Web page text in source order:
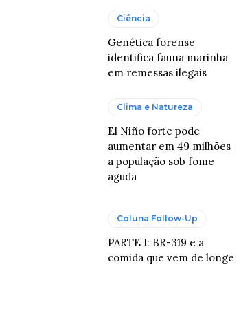
Ciência
Genética forense
identifica fauna marinha
em remessas ilegais
Clima e Natureza
El Niño forte pode
aumentar em 49 milhões
a população sob fome
aguda
Coluna Follow-Up
PARTE I: BR-319 e a
comida que vem de longe